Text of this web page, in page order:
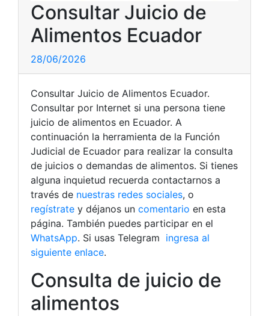
Consultar Juicio de
Alimentos Ecuador
28/06/2026
Consultar Juicio de Alimentos Ecuador.
Consultar por Internet si una persona tiene
juicio de alimentos en Ecuador. A
continuación la herramienta de la Función
Judicial de Ecuador para realizar la consulta
de juicios o demandas de alimentos. Si tienes
alguna inquietud recuerda contactarnos a
través de nuestras redes sociales, o
regístrate y déjanos un comentario en esta
página. También puedes participar en el
WhatsApp. Si usas Telegram ingresa al
siguiente enlace.
Consulta de juicio de
alimentos